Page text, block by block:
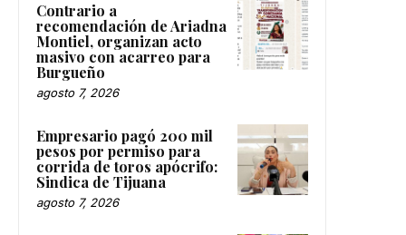
Contrario a
recomendación de Ariadna
Montiel, organizan acto
masivo con acarreo para
Burgueño
agosto 7, 2026
Empresario pagó 200 mil
pesos por permiso para
corrida de toros apócrifo:
Sindica de Tijuana
agosto 7, 2026